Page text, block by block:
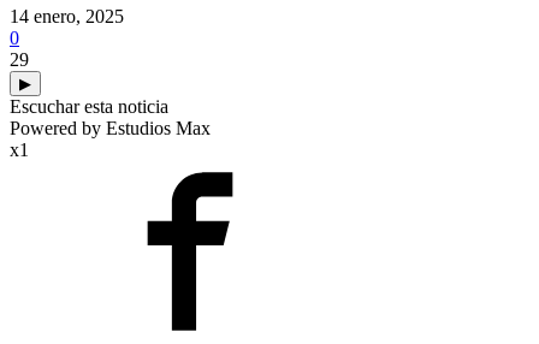
14 enero, 2025
0
29
▶
Escuchar esta noticia
Powered by Estudios Max
x1